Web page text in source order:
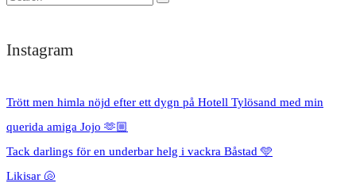
Instagram
Trött men himla nöjd efter ett dygn på Hotell Tylösand med min
querida amiga Jojo 🫶🏼
Tack darlings för en underbar helg i vackra Båstad 🩵
Likisar 🐚